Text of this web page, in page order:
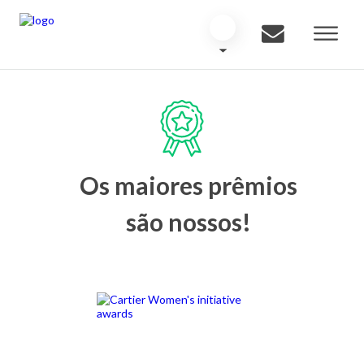
Os maiores prêmios
são nossos!